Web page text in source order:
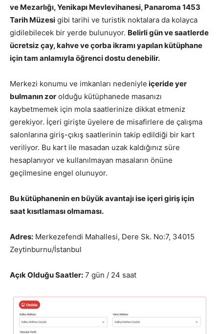
ve Mezarlığı, Yenikapı Mevlevihanesi, Panaroma 1453
Tarih Müzesi gibi tarihi ve turistik noktalara da kolayca
gidilebilecek bir yerde bulunuyor. Belirli gün ve saatlerde
ücretsiz çay, kahve ve çorba ikramı yapılan kütüphane
için tam anlamıyla öğrenci dostu denebilir.
Merkezi konumu ve imkanları nedeniyle içeride yer
bulmanın zor olduğu kütüphanede masanızı
kaybetmemek için mola saatlerinize dikkat etmeniz
gerekiyor. İçeri girişte üyelere de misafirlere de çalışma
salonlarına giriş-çıkış saatlerinin takip edildiği bir kart
veriliyor. Bu kart ile masadan uzak kaldığınız süre
hesaplanıyor ve kullanılmayan masaların önüne
geçilmesine engel olunuyor.
Bu kütüphanenin en büyük avantajı ise içeri giriş için
saat kısıtlaması olmaması.
Adres: Merkezefendi Mahallesi, Dere Sk. No:7, 34015
Zeytinburnu/İstanbul
Açık Olduğu Saatler: 7 gün / 24 saat